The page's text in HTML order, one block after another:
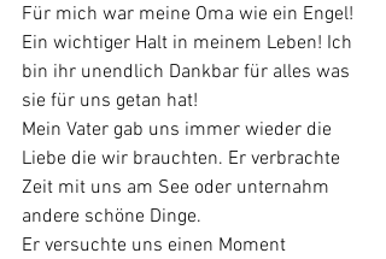
Für mich war meine Oma wie ein Engel!
Ein wichtiger Halt in meinem Leben! Ich
bin ihr unendlich Dankbar für alles was
sie für uns getan hat!
Mein Vater gab uns immer wieder die
Liebe die wir brauchten. Er verbrachte
Zeit mit uns am See oder unternahm
andere schöne Dinge.
Er versuchte uns einen Moment